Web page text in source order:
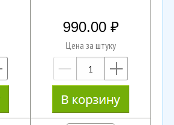
990.00
Цена за штуку
—